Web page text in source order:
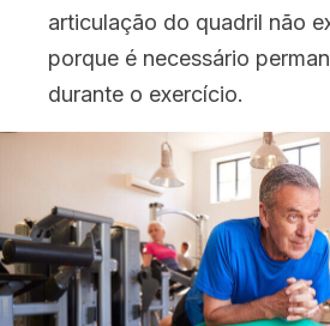
articulação do quadril não
porque é necessário
durante o exercício.